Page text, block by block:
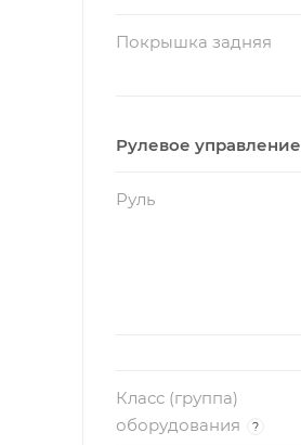
Покрышка задняя
Рулевое управление
Руль
Класс (группа)
оборудования
?